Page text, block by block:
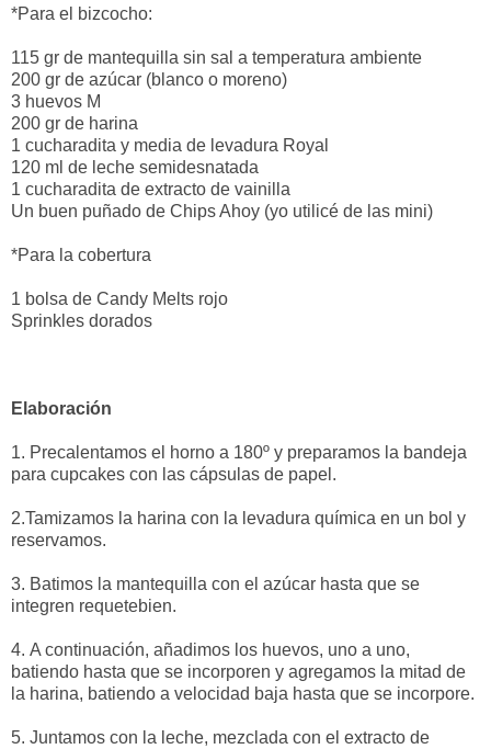
*Para el bizcocho:
115 gr de mantequilla sin sal a temperatura ambiente
200 gr de azúcar (blanco o moreno)
3 huevos M
200 gr de harina
1 cucharadita y media de levadura Royal
120 ml de leche semidesnatada
1 cucharadita de extracto de vainilla
Un buen puñado de Chips Ahoy (yo utilicé de las mini)
*Para la cobertura
1 bolsa de Candy Melts rojo
Sprinkles dorados
Elaboración
1. Precalentamos el horno a 180º y preparamos la bandeja
para cupcakes con las cápsulas de papel.
2.Tamizamos la harina con la levadura química en un bol y
reservamos.
3. Batimos la mantequilla con el azúcar hasta que se
integren requetebien.
4. A continuación, añadimos los huevos, uno a uno,
batiendo hasta que se incorporen y agregamos la mitad de
la harina, batiendo a velocidad baja hasta que se incorpore.
5. Juntamos con la leche, mezclada con el extracto de